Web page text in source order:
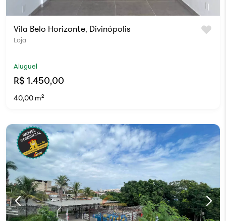
Vila Belo Horizonte, Divinópolis
Loja
Aluguel
R$ 1.450,00
40,00 m²